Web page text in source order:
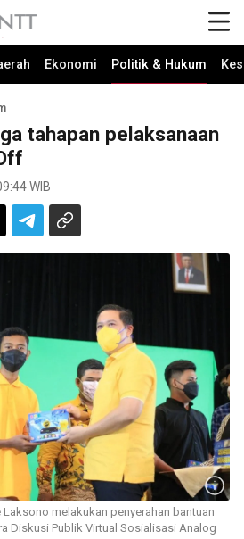
Ekonomi Politik & Hukum
tahapan pelaksanaan
WIB
melakukan penyerahan bantuan
Diskusi Publik Virtual Sosialisasi Analog